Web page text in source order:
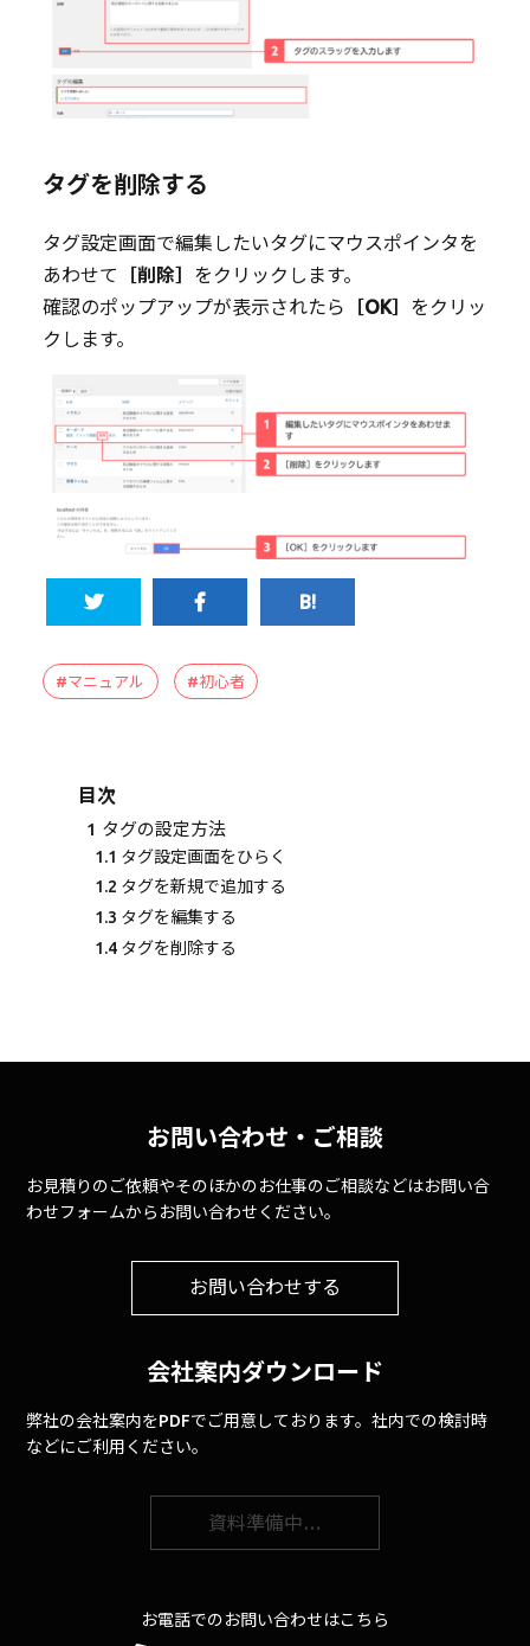
タグを削除する
タグ設定画面で編集したいタグにマウスポインタを
あわせて
［削除］ をクリックします。
確認のポップアップが表示されたら
［OK］ をクリッ
クします。
#マニュアル #初心者
目次
1 タグの設定方法
1.1 タグ設定画面をひらく
1.2 タグを新規で追加する
1.3 タグを編集する
1.4 タグを削除する
お問い合わせ・ご相談
お見積りのご依頼やそのほかのお仕事のご相談などはお問い合
わせフォームからお問い合わせください。
お問い合わせする
会社案内ダウンロード
弊社の会社案内をPDFでご用意しております。社内での検討時
などにご利用ください。
資料準備中…
お電話でのお問い合わせはこちら